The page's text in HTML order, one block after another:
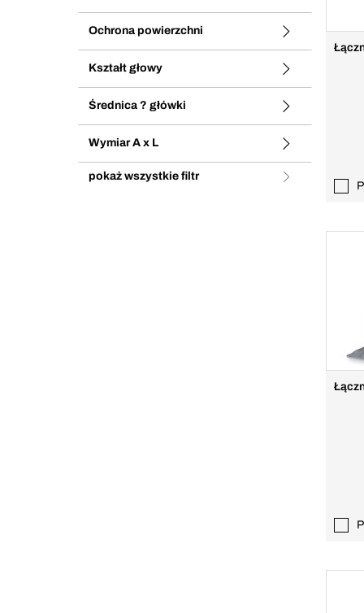
Ochrona powierzchni
Kształt głowy
Średnica ? główki
Wymiar A x L
pokaż wszystkie filtr